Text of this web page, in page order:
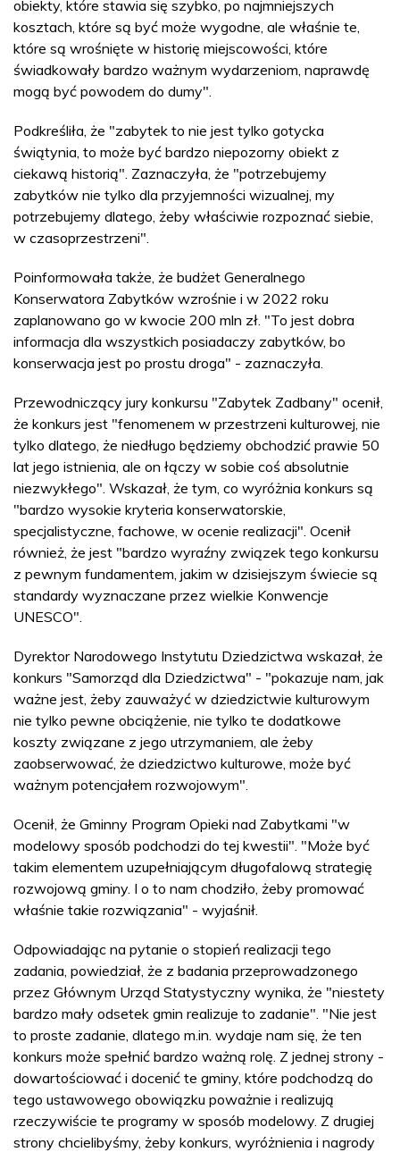
obiekty, które stawia się szybko, po najmniejszych
kosztach, które są być może wygodne, ale właśnie te,
które są wrośnięte w historię miejscowości, które
świadkowały bardzo ważnym wydarzeniom, naprawdę
mogą być powodem do dumy".
Podkreśliła, że "zabytek to nie jest tylko gotycka
świątynia, to może być bardzo niepozorny obiekt z
ciekawą historią". Zaznaczyła, że "potrzebujemy
zabytków nie tylko dla przyjemności wizualnej, my
potrzebujemy dlatego, żeby właściwie rozpoznać siebie,
w czasoprzestrzeni".
Poinformowała także, że budżet Generalnego
Konserwatora Zabytków wzrośnie i w 2022 roku
zaplanowano go w kwocie 200 mln zł. "To jest dobra
informacja dla wszystkich posiadaczy zabytków, bo
konserwacja jest po prostu droga" - zaznaczyła.
Przewodniczący jury konkursu "Zabytek Zadbany" ocenił,
że konkurs jest "fenomenem w przestrzeni kulturowej, nie
tylko dlatego, że niedługo będziemy obchodzić prawie 50
lat jego istnienia, ale on łączy w sobie coś absolutnie
niezwykłego". Wskazał, że tym, co wyróżnia konkurs są
"bardzo wysokie kryteria konserwatorskie,
specjalistyczne, fachowe, w ocenie realizacji". Ocenił
również, że jest "bardzo wyraźny związek tego konkursu
z pewnym fundamentem, jakim w dzisiejszym świecie są
standardy wyznaczane przez wielkie Konwencje
UNESCO".
Dyrektor Narodowego Instytutu Dziedzictwa wskazał, że
konkurs "Samorząd dla Dziedzictwa" - "pokazuje nam, jak
ważne jest, żeby zauważyć w dziedzictwie kulturowym
nie tylko pewne obciążenie, nie tylko te dodatkowe
koszty związane z jego utrzymaniem, ale żeby
zaobserwować, że dziedzictwo kulturowe, może być
ważnym potencjałem rozwojowym".
Ocenił, że Gminny Program Opieki nad Zabytkami "w
modelowy sposób podchodzi do tej kwestii". "Może być
takim elementem uzupełniającym długofalową strategię
rozwojową gminy. I o to nam chodziło, żeby promować
właśnie takie rozwiązania" - wyjaśnił.
Odpowiadając na pytanie o stopień realizacji tego
zadania, powiedział, że z badania przeprowadzonego
przez Głównym Urząd Statystyczny wynika, że "niestety
bardzo mały odsetek gmin realizuje to zadanie". "Nie jest
to proste zadanie, dlatego m.in. wydaje nam się, że ten
konkurs może spełnić bardzo ważną rolę. Z jednej strony -
dowartościować i docenić te gminy, które podchodzą do
tego ustawowego obowiązku poważnie i realizują
rzeczywiście te programy w sposób modelowy. Z drugiej
strony chcielibyśmy, żeby konkurs, wyróżnienia i nagrody